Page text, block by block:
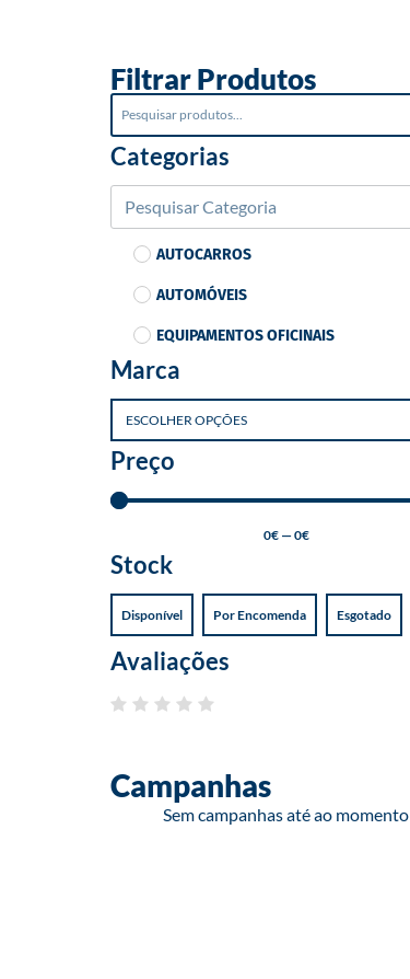
Filtrar Produtos
Categorias
AUTOCARROS
AUTOMÓVEIS
EQUIPAMENTOS OFICINAIS
Marca
ESCOLHER OPÇÕES
Preço
0€—0€
Stock
Disponível Por Encomenda Esgotado
Avaliações
Campanhas
Sem campanhas até ao momento